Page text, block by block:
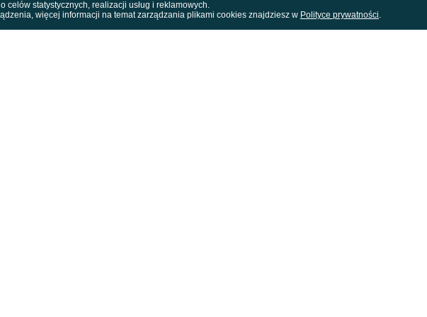
statystycznych, realizacji usług i reklamowych.
więcej informacji na temat zarządzania plikami cookies znajdziesz w Polityce prywatności.